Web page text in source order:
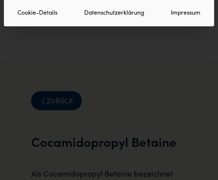
ZURÜCK
Cocamidopropyl Betaine
Als Cocamidopropyl Betaine bezeichnet
Cookie-Details Datenschutzerklärung Impressum